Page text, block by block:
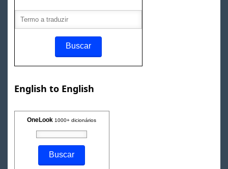
English to English
OneLook 1000+ dicionários